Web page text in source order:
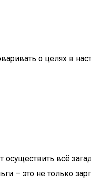
о целях в
всё
– это не только